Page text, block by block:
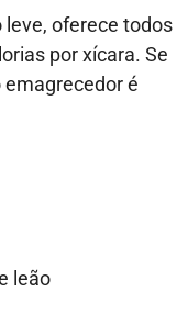
leve, oferece todos
por xícara. Se
é
leão